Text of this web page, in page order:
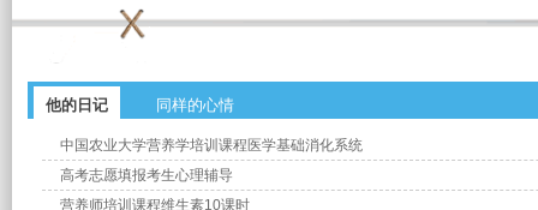
他的日记 同样的心情
中国农业大学营养学培训课程医学基础消化系统
高考志愿填报考生心理辅导
营养师培训课程维生素10课时